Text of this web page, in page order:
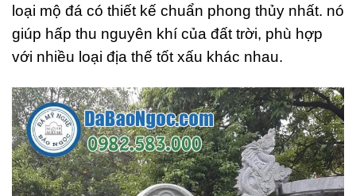
loại mộ đá có thiết kế chuẩn phong thủy nhất. nó
giúp hấp thu nguyên khí của đất trời, phù hợp
với nhiều loại địa thế tốt xấu khác nhau.